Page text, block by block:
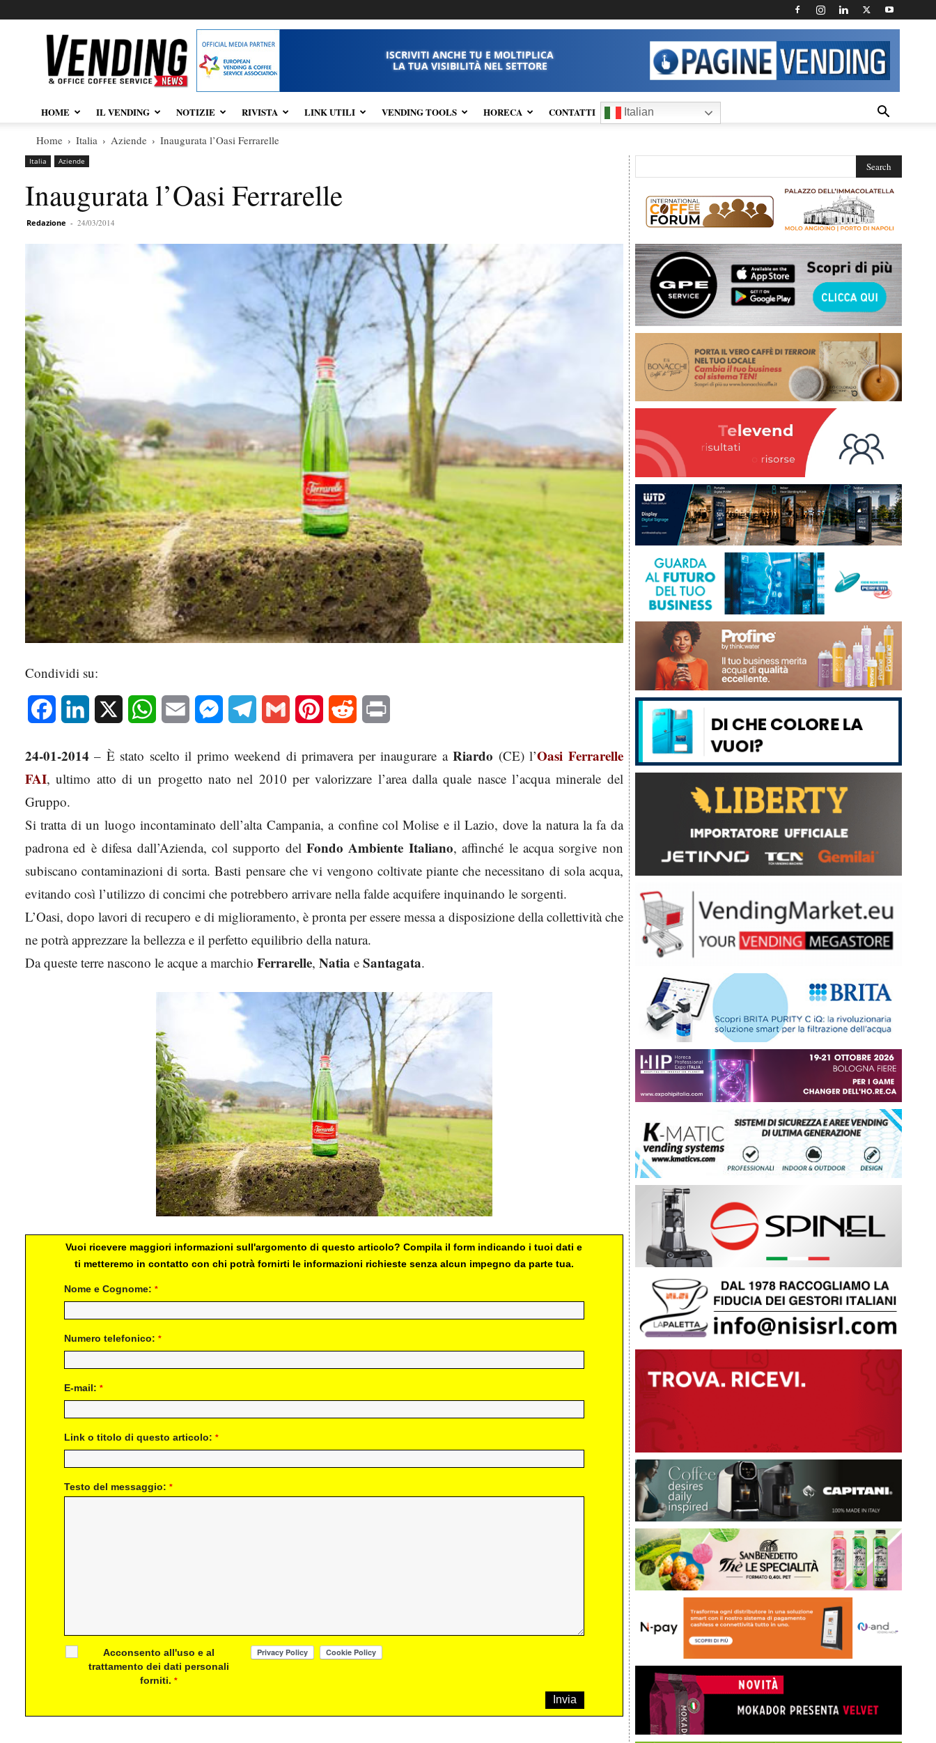
Vendingnews.it
ISCRIVITI ANCHE TU E MOLTIPLICA
LA TUA VISIBILITÀ NEL SETTORE
HOME IL VENDING NOTIZIE RIVISTA LINK UTILI VENDING TOOLS HORECA CONTATTI Italian
Home Italia Aziende Inaugurata l’Oasi Ferrarelle
Italia Aziende
Inaugurata l’Oasi Ferrarelle
Redazione - 24/03/2014
Condividi su:
Facebook LinkedIn WhatsAppEmail MessengerTelegram Gmail Pinterest Reddit
24-01-2014 – È stato scelto il primo weekend di primavera per inaugurare aRiardo (CE) l’Oasi Ferrarelle
FAI, ultimo atto di un progetto nato nel 2010 per valorizzare l’area dalla quale nasce l’acqua minerale del
Gruppo.
Si tratta di un luogo incontaminato dell’alta Campania, a confine col Molise e il Lazio, dove la natura la fa da
padrona ed è difesa dall’Azienda, col supporto delFondo Ambiente Italiano, affinché le acqua sorgive non
subiscano contaminazioni di sorta. Basti pensare che vi vengono coltivate piante che necessitano di sola acqua,
evitando così l’utilizzo di concimi che potrebbero arrivare nella falde acquifere inquinando le sorgenti.
L’Oasi, dopo lavori di recupero e di miglioramento, è pronta per essere messa a disposizione della collettività che
ne potrà apprezzare la bellezza e il perfetto equilibrio della natura.
Da queste terre nascono le acque a marchio Ferrarelle, Natia e Santagata.
Vuoi ricevere maggiori informazioni sull'argomento di questo articolo? Compila il form indicando i tuoi dati e
ti metteremo in contatto con chi potrà fornirti le informazioni richieste senza alcun impegno da parte tua.
Nome e Cognome: *
Numero telefonico: *
E-mail: *
Link o titolo di questo articolo: *
Testo del messaggio: *
Acconsento all'uso e al
trattamento dei dati personali
forniti.*